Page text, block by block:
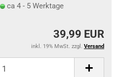
ca 4 - 5 Werktage
39,99 EUR
inkl. 19% MwSt. zzgl. Versand